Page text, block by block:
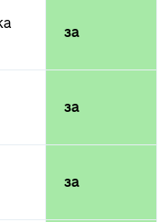
за
за
за